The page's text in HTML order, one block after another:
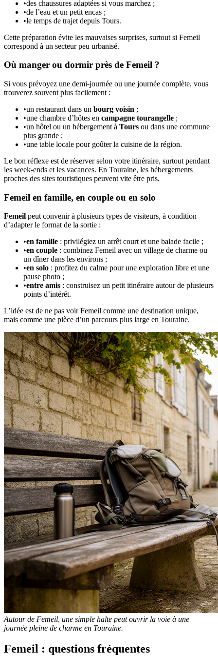
•des chaussures adaptées si vous marchez ;
•de l’eau et un petit encas ;
•le temps de trajet depuis Tours.
Cette préparation évite les mauvaises surprises, surtout si Femeil
correspond à un secteur peu urbanisé.
Où manger ou dormir près de Femeil ?
Si vous prévoyez une demi-journée ou une journée complète, vous
trouverez souvent plus facilement :
•un restaurant dans un bourg voisin ;
•une chambre d’hôtes en campagne tourangelle ;
•un hôtel ou un hébergement à Tours ou dans une commune
plus grande ;
•une table locale pour goûter la cuisine de la région.
Le bon réflexe est de réserver selon votre itinéraire, surtout pendant
les week-ends et les vacances. En Touraine, les hébergements
proches des sites touristiques peuvent vite être pris.
Femeil en famille, en couple ou en solo
Femeil peut convenir à plusieurs types de visiteurs, à condition
d’adapter le format de la sortie :
•en famille : privilégiez un arrêt court et une balade facile ;
•en couple : combinez Femeil avec un village de charme ou
un dîner dans les environs ;
•en solo : profitez du calme pour une exploration libre et une
pause photo ;
•entre amis : construisez un petit itinéraire autour de plusieurs
points d’intérêt.
L’idée est de ne pas voir Femeil comme une destination unique,
mais comme une pièce d’un parcours plus large en Touraine.
Autour de Femeil, une simple halte peut ouvrir la voie à une
journée pleine de charme en Touraine.
Femeil : questions fréquentes